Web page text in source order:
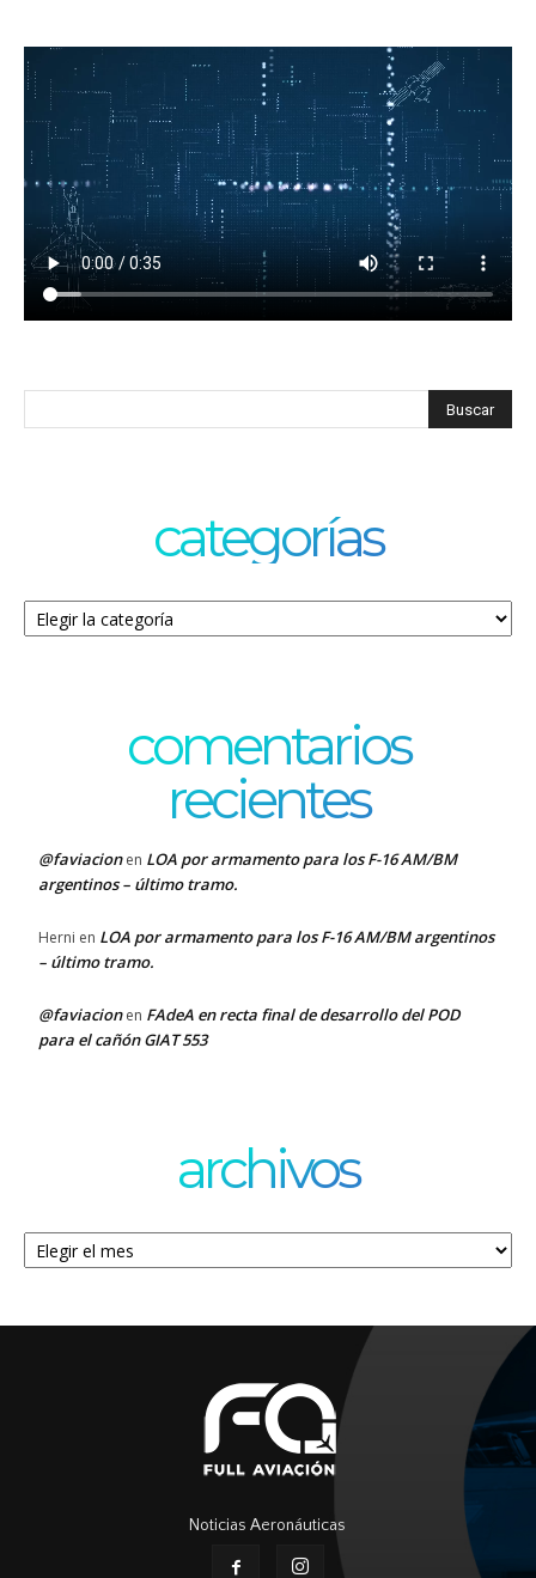
categorías
Categorías
comentarios
recientes
@faviacionen LOA por armamento para los F-16 AM/BM
argentinos – último tramo.
Herni en LOA por armamento para los F-16 AM/BM argentinos
– último tramo.
@faviacionen FAdeA en recta final de desarrollo del POD
para el cañón GIAT 553
archivos
Archivos
Noticias Aeronáuticas